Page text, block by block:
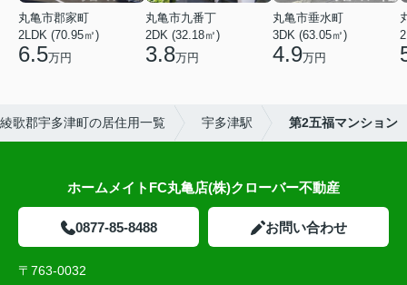
丸亀市郡家町
2LDK (70.95㎡)
6.5万円
丸亀市九番丁
2DK (32.18㎡)
3.8万円
丸亀市垂水町
3DK (63.05㎡)
4.9万円
綾歌郡宇多津町の居住用一覧 宇多津駅 第2五福マンション
ホームメイトFC丸亀店(株)クローバー不動産
0877-85-8488 お問い合わせ
〒763-0032